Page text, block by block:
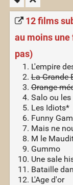
12 films
au moins une
pas)
L'empire
La Grande
Orange
Salo ou
Les Idiots*
Funny
Mais ne
M le
Gummo
Une sale
Bataille
L'Age d'or